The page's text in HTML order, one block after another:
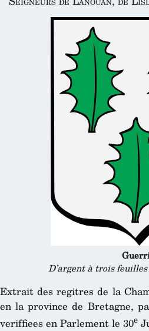
D’argent à trois
Extrait des regitres de la
en la province de Bretagne,
veriffiees en Parlement le 30e